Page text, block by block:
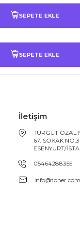
SEPETE EKLE
SEPETE EKLE
İletişim
TURGUT ÖZAL
67. SOKAK
ESENYURT/
05464288355